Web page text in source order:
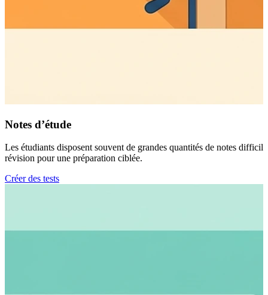
Notes d’étude
Les étudiants disposent souvent de grandes quantités de notes
révision pour une préparation ciblée.
Créer des tests